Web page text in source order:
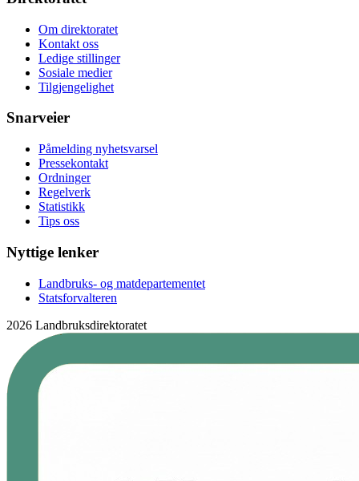
Om direktoratet
Kontakt oss
Ledige stillinger
Sosiale medier
Tilgjengelighet
Snarveier
Påmelding nyhetsvarsel
Pressekontakt
Ordninger
Regelverk
Statistikk
Tips oss
Nyttige lenker
Landbruks- og matdepartementet
Statsforvalteren
2026 Landbruksdirektoratet